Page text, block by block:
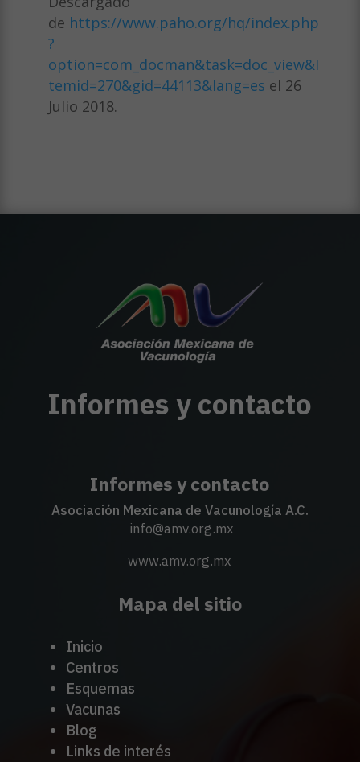
de https://www.paho.org/hq/index.php
?
option=com_docman&task=doc_view&I
temid=270&gid=44113&lang=es el 26
Julio 2018.
Informes y contacto
Informes y contacto
Asociación Mexicana de Vacunología A.C.
info@amv.org.mx
www.amv.org.mx
Mapa del sitio
Inicio
Centros
Esquemas
Vacunas
Blog
Links de interés